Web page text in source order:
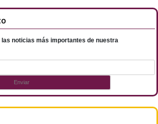
noticias más importantes de nuestra